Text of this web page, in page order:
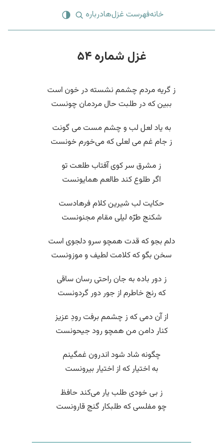
خانهفهرست غزل‌هادرباره
غزل شماره ۵۴
ز گریه مردم چشمم نشسته در خون است
ببین که در طلبت حال مردمان چونست
به یاد لعل لب و چشم مست می گونت
ز جام غم می لعلی که می‌خورم خونست
ز مشرق سر کوی آفتاب طلعت تو
اگر طلوع کند طالعم همایونست
حکایت لب شیرین کلام فرهادست
شکنج طرّه لیلی مقام مجنونست
دلم بجو که قدت همچو سرو دلجوی است
سخن بگو که کلامت لطیف و موزونست
ز دور باده به جان راحتی رسان ساقی
که رنج خاطرم از جور دور گردونست
از آن دمی که ز چشمم برفت رودِ عزیز
کنار دامن من همچو رود جیحونست
چگونه شاد شود اندرون غمگینم
به اختیار که از اختیار بیرونست
ز بی خودی طلب یار می‌کند حافظ
چو مفلسی که طلبکار گنج قارونست